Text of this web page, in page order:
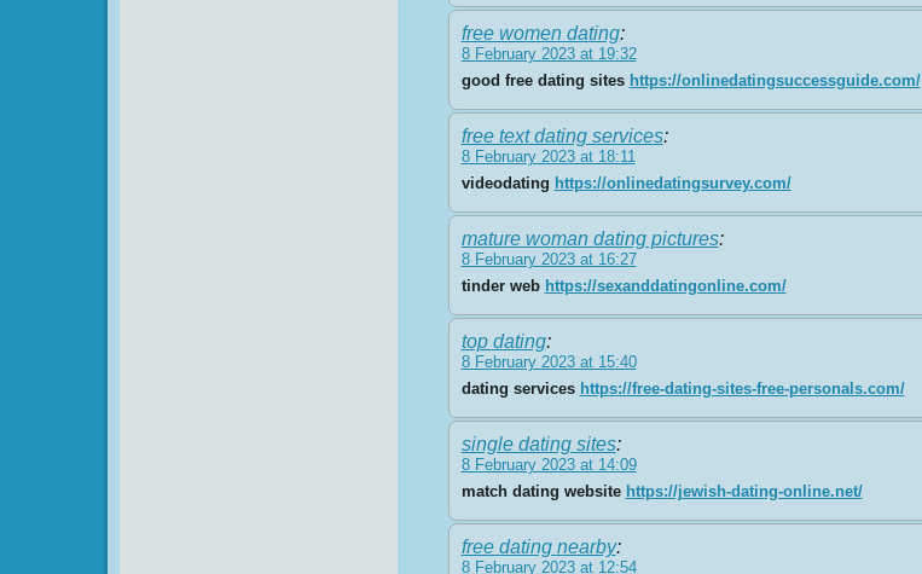
free women dating:
8 February 2023 at 19:32
good free dating sites https://onlinedatingsuccessguide.com/
free text dating services:
8 February 2023 at 18:11
videodating https://onlinedatingsurvey.com/
mature woman dating pictures:
8 February 2023 at 16:27
tinder web https://sexanddatingonline.com/
top dating:
8 February 2023 at 15:40
dating services https://free-dating-sites-free-personals.com/
single dating sites:
8 February 2023 at 14:09
match dating website https://jewish-dating-online.net/
free dating nearby:
8 February 2023 at 12:54